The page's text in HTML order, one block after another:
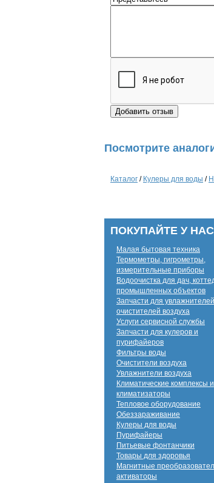
Посмотрите
Каталог / Кулеры для воды /
ПОКУПАЙТЕ У НАС
Малая бытовая техника
Термометры, гигрометры,
измерительные приборы
Водоочистка для дач,
промышленных объектов
Запчасти для
очистителей воздуха
Услуги сервисной службы
Запчасти для кулеров и
пурифайеров
Фильтры воды
Очистители воздуха
Увлажнители воздуха
Климатические комплексы и
климатизаторы
Тепловое оборудование
Обеззараживание
Кулеры для воды
Пурифайеры
Питьевые фонтанчики
Товары для здоровья
Магнитные
активаторы